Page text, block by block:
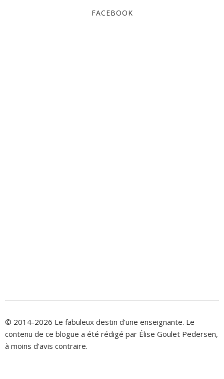
FACEBOOK
© 2014-2026 Le fabuleux destin d'une enseignante. Le
contenu de ce blogue a été rédigé par Élise Goulet Pedersen,
à moins d'avis contraire.